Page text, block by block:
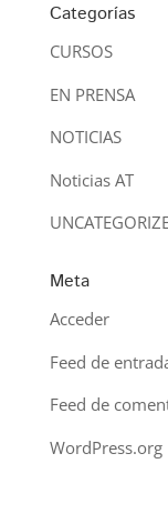
Categorías
CURSOS
EN PRENSA
NOTICIAS
Noticias AT
Meta
Acceder
Feed de
Feed de
WordPress.org